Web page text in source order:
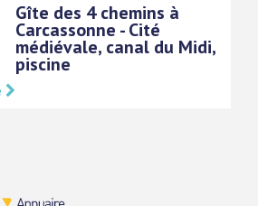
Gîte des 4 chemins à
Carcassonne - Cité
médiévale, canal du Midi,
piscine